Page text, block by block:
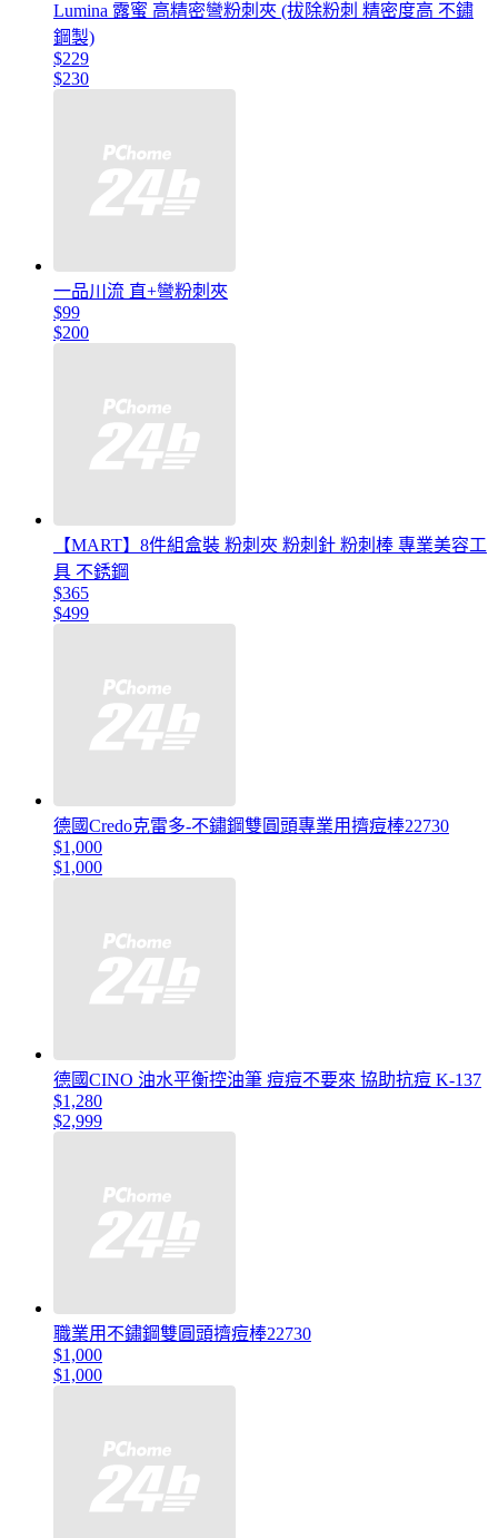
Lumina 露蜜 高精密彎粉刺夾 (拔除粉刺 精密度高 不鏽
鋼製)
$229
$230
一品川流 直+彎粉刺夾
$99
$200
【MART】8件組盒裝 粉刺夾 粉刺針 粉刺棒 專業美容工
具 不銹鋼
$365
$499
德國Credo克雷多-不鏽鋼雙圓頭專業用擠痘棒22730
$1,000
$1,000
德國CINO 油水平衡控油筆 痘痘不要來 協助抗痘 K-137
$1,280
$2,999
職業用不鏽鋼雙圓頭擠痘棒22730
$1,000
$1,000